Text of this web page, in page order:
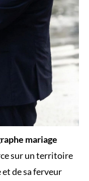
mariage
sur un territoire
de sa ferveur